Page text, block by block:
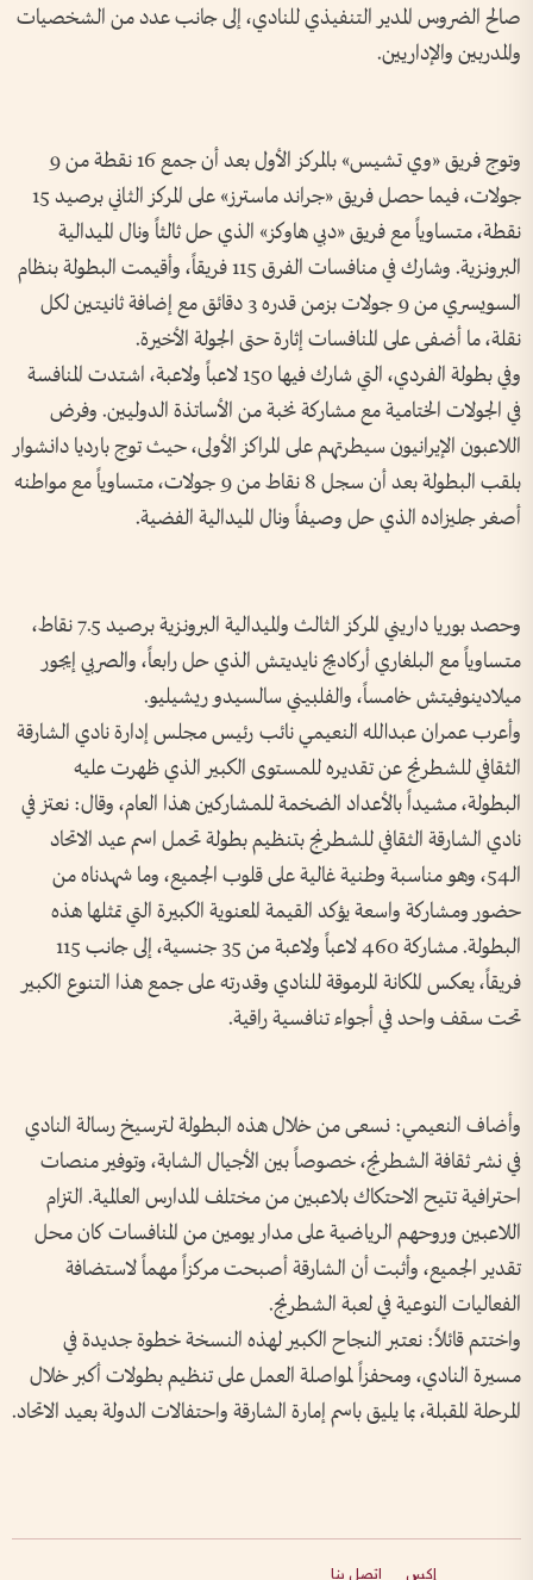
صالح الضروس المدير التنفيذي للنادي، إلى جانب عدد من الشخصيات
والمدربين والإداريين.
وتوج فريق «وي تشيس» بالمركز الأول بعد أن جمع 16 نقطة من 9
جولات، فيما حصل فريق «جراند ماسترز» على المركز الثاني برصيد 15
نقطة، متساوياً مع فريق «دبي هاوكز» الذي حل ثالثاً ونال الميدالية
البرونزية. وشارك في منافسات الفرق 115 فريقاً، وأقيمت البطولة بنظام
السويسري من 9 جولات بزمن قدره 3 دقائق مع إضافة ثانيتين لكل
نقلة، ما أضفى على المنافسات إثارة حتى الجولة الأخيرة.
وفي بطولة الفردي، التي شارك فيها 150 لاعباً ولاعبة، اشتدت المنافسة
في الجولات الختامية مع مشاركة نخبة من الأساتذة الدوليين. وفرض
اللاعبون الإيرانيون سيطرتهم على المراكز الأولى، حيث توج بارديا دانشوار
بلقب البطولة بعد أن سجل 8 نقاط من 9 جولات، متساوياً مع مواطنه
أصغر جليزاده الذي حل وصيفاً ونال الميدالية الفضية.
وحصد بوريا داريني المركز الثالث والميدالية البرونزية برصيد 7.5 نقاط،
متساوياً مع البلغاري أركاديج نايديتش الذي حل رابعاً، والصربي إيجور
ميلادينوفيتش خامساً، والفلبيني سالسيدو ريشيليو.
وأعرب عمران عبدالله النعيمي نائب رئيس مجلس إدارة نادي الشارقة
الثقافي للشطرنج عن تقديره للمستوى الكبير الذي ظهرت عليه
البطولة، مشيداً بالأعداد الضخمة للمشاركين هذا العام، وقال: نعتز في
نادي الشارقة الثقافي للشطرنج بتنظيم بطولة تحمل اسم عيد الاتحاد
الـ54، وهو مناسبة وطنية غالية على قلوب الجميع، وما شهدناه من
حضور ومشاركة واسعة يؤكد القيمة المعنوية الكبيرة التي تمثلها هذه
البطولة. مشاركة 460 لاعباً ولاعبة من 35 جنسية، إلى جانب 115
فريقاً، يعكس المكانة المرموقة للنادي وقدرته على جمع هذا التنوع الكبير
تحت سقف واحد في أجواء تنافسية راقية.
وأضاف النعيمي: نسعى من خلال هذه البطولة لترسيخ رسالة النادي
في نشر ثقافة الشطرنج، خصوصاً بين الأجيال الشابة، وتوفير منصات
احترافية تتيح الاحتكاك بلاعبين من مختلف المدارس العالمية. التزام
اللاعبين وروحهم الرياضية على مدار يومين من المنافسات كان محل
تقدير الجميع، وأثبت أن الشارقة أصبحت مركزاً مهماً لاستضافة
الفعاليات النوعية في لعبة الشطرنج.
واختتم قائلاً: نعتبر النجاح الكبير لهذه النسخة خطوة جديدة في
مسيرة النادي، ومحفزاً لمواصلة العمل على تنظيم بطولات أكبر خلال
المرحلة المقبلة، بما يليق باسم إمارة الشارقة واحتفالات الدولة بعيد الاتحاد.
إكس اتصل بنا